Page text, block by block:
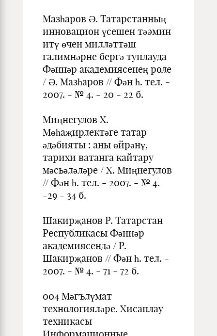
Мазһаров Ә. Татарстанның
инновацион үсешен тәэмин
итү өчен милләттәш
галимнәрне бергә туплауда
Фәннәр академиясенең роле
/ Ә. Мазһаров // Фән һ. тел. -
2007. - № 4. - 20 - 22 б.
Миңнегулов X.
Мөһаҗирлектәге татар
әдәбияты : аны өйрәнү,
тарихи ватанга кайтару
мәсьәләләре / X. Миңнегулов
// Фән һ. тел. - 2007. - № 4.
-29 - 34 б.
Шакирҗанов Р. Татарстан
Республикасы Фәннәр
академиясендә / Р.
Шакирҗанов // Фән һ. тел. -
2007. - № 4. - 71 - 72 б.
004 Мәгълүмат
технологияләре. Хисаплау
техникасы